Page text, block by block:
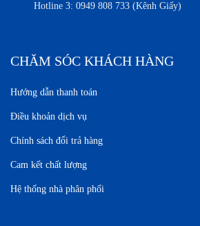
Hotline 3: 0949 808 733 (Kênh Giấy)
CHĂM SÓC KHÁCH HÀNG
Hướng dẫn thanh toán
Điều khoản dịch vụ
Chính sách đổi trả hàng
Cam kết chất lượng
Hệ thống nhà phân phối